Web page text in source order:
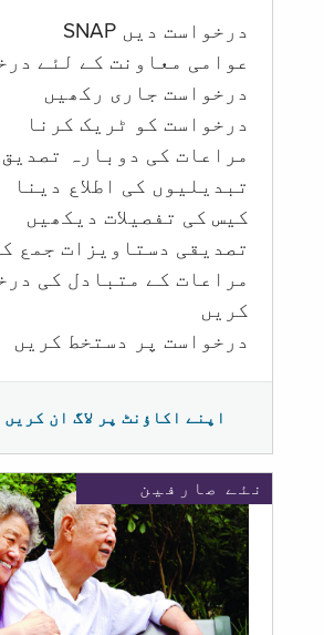
درخواست دیں SNAP
عوامی معاونت کے لئے
درخواست جاری رکھیں
درخواست کو ٹریک کرنا
مراعات کی دوبارہ
تبدیلیوں کی اطلاع دینا
کیس کی تفصیلات دیکھیں
تصدیقی دستاویزات جمع
مراعات کے متبادل کی
کریں
درخواست پر دستخط کریں
اپنے اکاؤنٹ پر لاگ ان کریں
نئے صارفین